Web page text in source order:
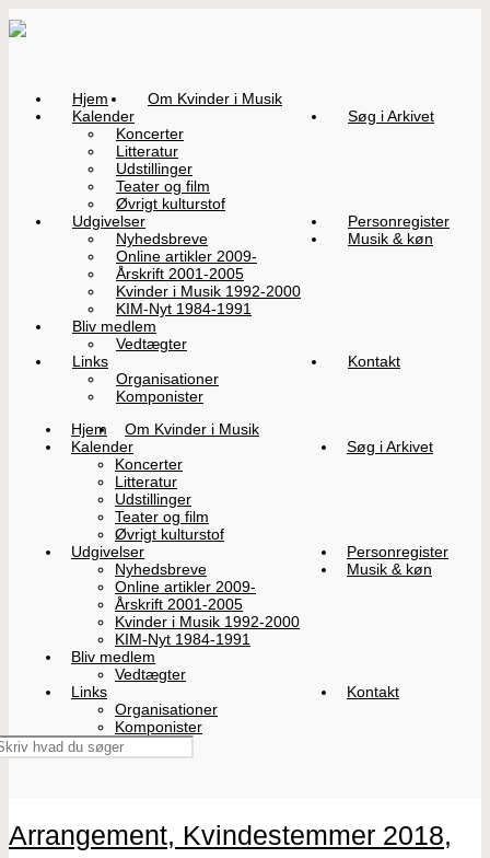
Hjem
Om Kvinder i Musik
Kalender
Koncerter
Litteratur
Udstillinger
Teater og film
Øvrigt kulturstof
Søg i Arkivet
Udgivelser
Nyhedsbreve
Online artikler 2009-
Årskrift 2001-2005
Kvinder i Musik 1992-2000
KIM-Nyt 1984-1991
Personregister
Musik & køn
Bliv medlem
Vedtægter
Links
Organisationer
Komponister
Kontakt
Hjem
Om Kvinder i Musik
Kalender
Koncerter
Litteratur
Udstillinger
Teater og film
Øvrigt kulturstof
Søg i Arkivet
Udgivelser
Nyhedsbreve
Online artikler 2009-
Årskrift 2001-2005
Kvinder i Musik 1992-2000
KIM-Nyt 1984-1991
Personregister
Musik & køn
Bliv medlem
Vedtægter
Links
Organisationer
Komponister
Kontakt
Arrangement, Kvindestemmer 2018,